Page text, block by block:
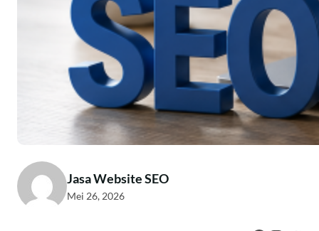
Jasa Website SEO
Mei 26, 2026